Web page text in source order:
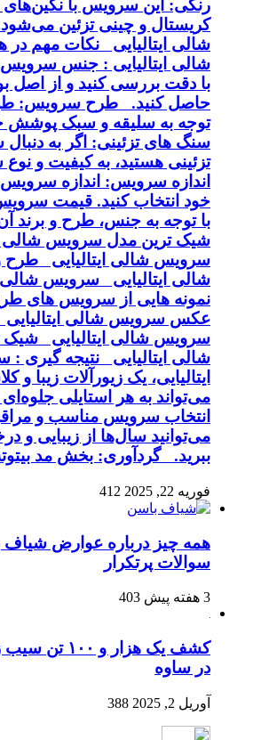
رنگی: این سرویس با نگین‌های
کریستال و چینی تزئین
شالی ایتالیایی نکات مهم
شالی ایتالیایی : جنس
با دقت بررسی کنید و از اصل
حاصل کنید. طرح سرویس:
توجه به سلیقه و سبک پوشش
سنگ های تزئینی: اگر به
تزئینی هستید، به کیفیت و
اندازه سرویس: اندازه سرویس
خود انتخاب کنید. قیمت
با توجه به جنس، طرح و برند
شیک ترین مدل سرویس شالی
سرویس شالی ایتالیایی
شالی ایتالیایی سرویس شالی
نمونه هایی از سرویس های
عکس سرویس شالی ایتالیایی
سرویس شالی ایتالیایی
شالی ایتالیایی نتیجه گیری
ایتالیایی، یک زیورآلات زیبا
می‌تواند به هر استایلی
انتخاب سرویس مناسب و
می‌توانید سال‌ها از زیبایی و
ببرید. گردآوری: بخش مد
فوریه 22, 2025 412
همه چیز درباره عوارض
سوالات پرتکرار
3 هفته پیش 403
کشف یک هزار و
در ساوه
آوریل 2, 2025 388